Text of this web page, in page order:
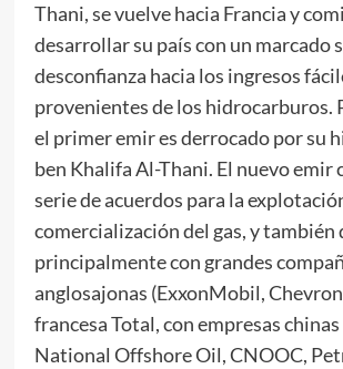
Thani, se vuelve hacia Francia y
desarrollar su país con un marcado
desconfianza hacia los ingresos
provenientes de los hidrocarburos.
el primer emir es derrocado por su
ben Khalifa Al-Thani. El nuevo emir
serie de acuerdos para la
comercialización del gas, y también
principalmente con grandes
anglosajonas (ExxonMobil,
francesa Total, con empresas
National Offshore Oil, CNOOC,